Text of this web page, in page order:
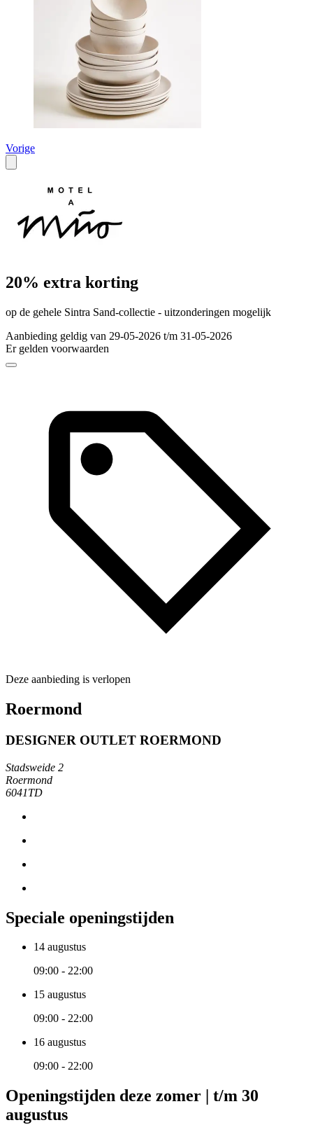
Vorige
20% extra korting
op de gehele Sintra Sand-collectie - uitzonderingen mogelijk
Aanbieding geldig van 29-05-2026 t/m 31-05-2026
Er gelden voorwaarden
Deze aanbieding is verlopen
Roermond
DESIGNER OUTLET ROERMOND
Stadsweide 2
Roermond
6041TD
Speciale openingstijden
14 augustus
09:00 - 22:00
15 augustus
09:00 - 22:00
16 augustus
09:00 - 22:00
Openingstijden deze zomer | t/m 30
augustus